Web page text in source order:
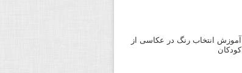
آموزش انتخاب رنگ در عکاسی از
کودکان